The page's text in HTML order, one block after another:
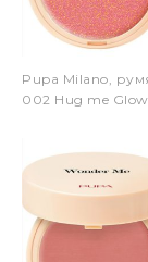
Pupa Milano,
002 Hug me